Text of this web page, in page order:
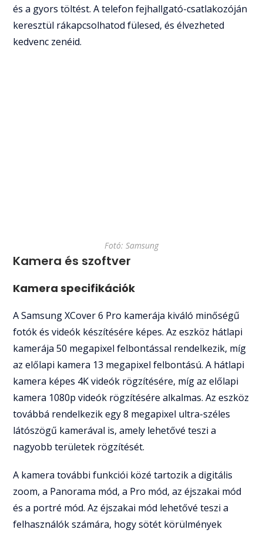
és a gyors töltést. A telefon fejhallgató-csatlakozóján
keresztül rákapcsolhatod fülesed, és élvezheted
kedvenc zenéid.
Fotó: Samsung
Kamera és szoftver
Kamera specifikációk
A Samsung XCover 6 Pro kamerája kiváló minőségű
fotók és videók készítésére képes. Az eszköz hátlapi
kamerája 50 megapixel felbontással rendelkezik, míg
az előlapi kamera 13 megapixel felbontású. A hátlapi
kamera képes 4K videók rögzítésére, míg az előlapi
kamera 1080p videók rögzítésére alkalmas. Az eszköz
továbbá rendelkezik egy 8 megapixel ultra-széles
látószögű kamerával is, amely lehetővé teszi a
nagyobb területek rögzítését.
A kamera további funkciói közé tartozik a digitális
zoom, a Panorama mód, a Pro mód, az éjszakai mód
és a portré mód. Az éjszakai mód lehetővé teszi a
felhasználók számára, hogy sötét körülmények